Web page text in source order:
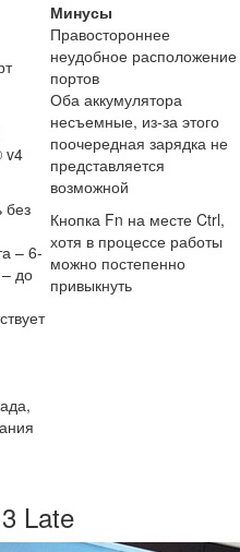
Минусы
Правостороннее
неудобное расположение
портов
v4
Оба аккумулятора
несъемные, из-за этого
поочередная зарядка не
представляется
возможной
без
– 6-
до
Кнопка Fn на месте Ctrl,
хотя в процессе работы
можно постепенно
привыкнуть
Late